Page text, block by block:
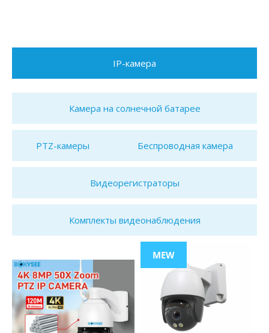
IP-камера
Камера на солнечной батарее
PTZ-камеры Беспроводная камера
Видеорегистраторы
Комплекты видеонаблюдения
MEW